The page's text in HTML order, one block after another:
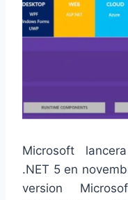
Microsoft
.NET 5 en
version